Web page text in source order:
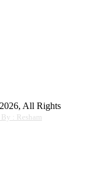
All Rights
: Resham